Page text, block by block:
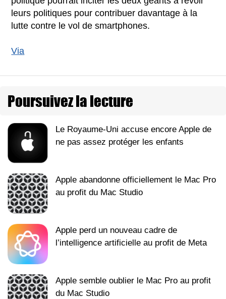
leurs politiques pour contribuer davantage à la
lutte contre le vol de smartphones.
Via
Poursuivez la lecture
Le Royaume-Uni accuse encore Apple de
ne pas assez protéger les enfants
Apple abandonne officiellement le Mac Pro
au profit du Mac Studio
Apple perd un nouveau cadre de
l’intelligence artificielle au profit de Meta
Apple semble oublier le Mac Pro au profit
du Mac Studio